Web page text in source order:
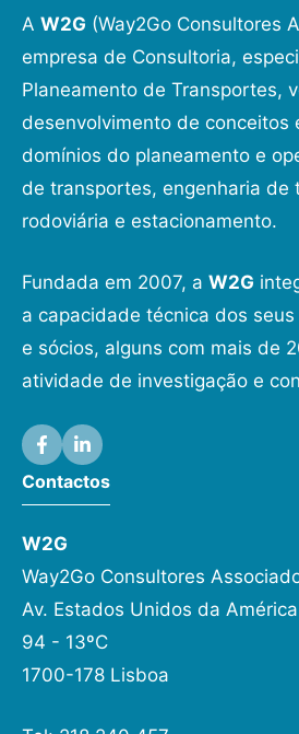
A W2G (Way2Go Consultores
empresa de Consultoria,
Planeamento de Transportes,
desenvolvimento de conceitos
domínios do planeamento e
de transportes, engenharia de
rodoviária e estacionamento.
Fundada em 2007, a W2G
a capacidade técnica dos
e sócios, alguns com mais de
atividade de investigação e
Contactos
W2G
Way2Go Consultores
Av. Estados Unidos da América
94 - 13ºC
1700-178 Lisboa